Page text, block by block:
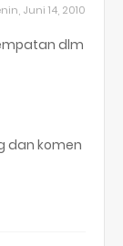
Juni 14, 2010
dlm
dan komen